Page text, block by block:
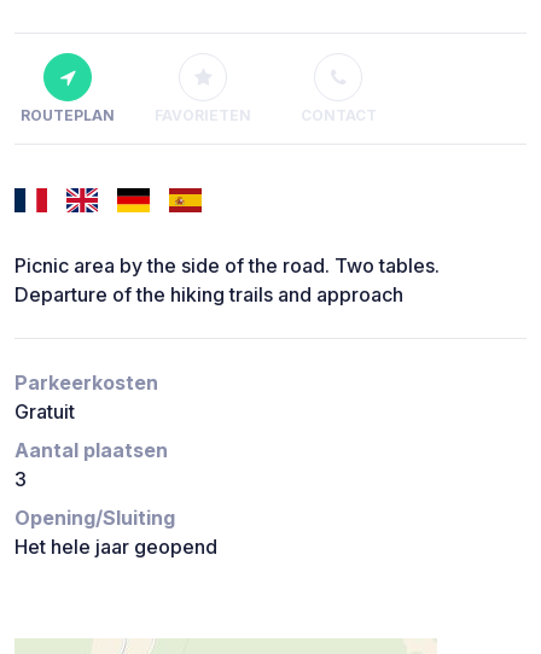
ROUTEPLAN FAVORIETEN CONTACT
Picnic area by the side of the road. Two tables.
Departure of the hiking trails and approach
Parkeerkosten
Gratuit
Aantal plaatsen
3
Opening/Sluiting
Het hele jaar geopend